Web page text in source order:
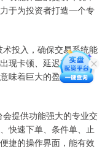
于为投资者打造一个专
投入，确保交易系统能
现卡顿、延迟甚至宕机
味着巨大的盈亏差异，
提供功能强大的专业交
快速下单、条件单、止
捷的操作界面，能有效